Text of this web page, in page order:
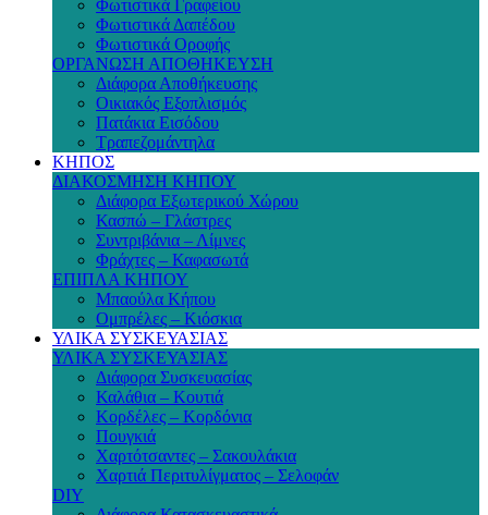
Φωτιστικά Γραφείου
Φωτιστικά Δαπέδου
Φωτιστικά Οροφής
ΟΡΓΑΝΩΣΗ ΑΠΟΘΗΚΕΥΣΗ
Διάφορα Αποθήκευσης
Οικιακός Εξοπλισμός
Πατάκια Εισόδου
Τραπεζομάντηλα
ΚΗΠΟΣ
ΔΙΑΚΟΣΜΗΣΗ ΚΗΠΟΥ
Διάφορα Εξωτερικού Χώρου
Κασπώ – Γλάστρες
Συντριβάνια – Λίμνες
Φράχτες – Καφασωτά
ΕΠΙΠΛΑ ΚΗΠΟΥ
Μπαούλα Κήπου
Ομπρέλες – Κιόσκια
ΥΛΙΚΑ ΣΥΣΚΕΥΑΣΙΑΣ
ΥΛΙΚΑ ΣΥΣΚΕΥΑΣΙΑΣ
Διάφορα Συσκευασίας
Καλάθια – Κουτιά
Κορδέλες – Κορδόνια
Πουγκιά
Χαρτότσαντες – Σακουλάκια
Χαρτιά Περιτυλίγματος – Σελοφάν
DIY